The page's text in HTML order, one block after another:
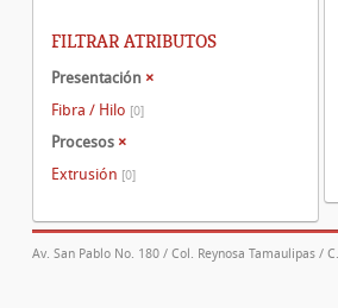
FILTRAR ATRIBUTOS
Presentación ×
Fibra / Hilo [0]
Procesos ×
Extrusión [0]
Av. San Pablo No. 180 / Col. Reynosa Tamaulipas /